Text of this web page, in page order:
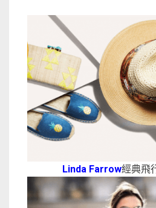
Linda Farrow經典飛